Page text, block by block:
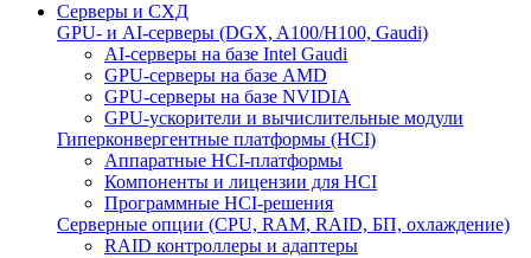
Серверы и СХД
GPU- и AI-серверы (DGX, A100/H100, Gaudi)
AI-серверы на базе Intel Gaudi
GPU-серверы на базе AMD
GPU-серверы на базе NVIDIA
GPU-ускорители и вычислительные модули
Гиперконвергентные платформы (HCI)
Аппаратные HCI-платформы
Компоненты и лицензии для HCI
Программные HCI-решения
Серверные опции (CPU, RAM, RAID, БП, охлаждение)
RAID контроллеры и адаптеры